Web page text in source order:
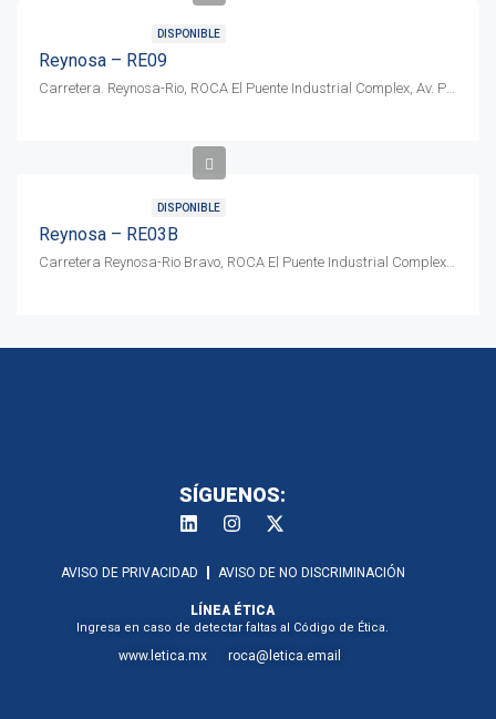
DISPONIBLE
Reynosa – RE09
DISPONIBLE
Reynosa – RE03B
SÍGUENOS:
AVISO DE PRIVACIDAD AVISO DE NO DISCRIMINACIÓN
LÍNEA ÉTICA
Ingresa en caso de detectar faltas al Código de Ética.
www.letica.mx roca@letica.email